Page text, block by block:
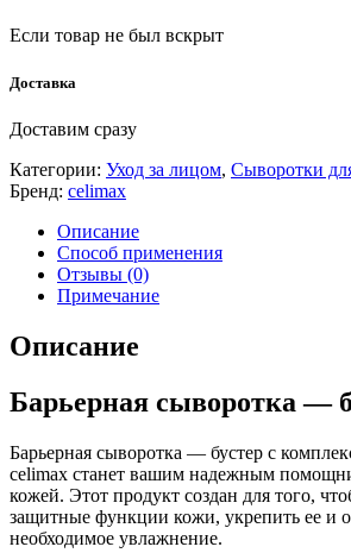
Если товар не был вскрыт
Доставка
Доставим сразу
Категории: Уход за лицом, Сыворотки
Бренд: celimax
Описание
Способ применения
Отзывы (0)
Примечание
Описание
Барьерная сыворотка —
Барьерная сыворотка — бустер с
celimax станет вашим надежным
кожей. Этот продукт создан для того,
защитные функции кожи, укрепить ее и
необходимое увлажнение.